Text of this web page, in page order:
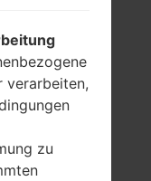
2.0
g/n, Wi-Fi
verarbeiten,
zu